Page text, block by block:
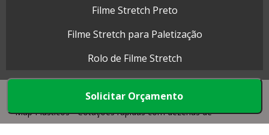
Solicitar Orçamento
Filme Stretch Preto
Filme Stretch para Paletização
Rolo de Filme Stretch
Map Plásticos - Cotações rápidas com dezenas de